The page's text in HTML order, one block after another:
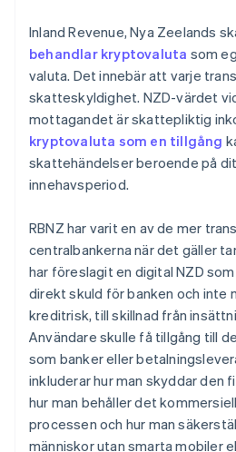
Inland Revenue, Nya Zeelands
behandlar kryptovaluta som
valuta. Det innebär att varje
skatteskyldighet. NZD-värdet
mottagandet är skattepliktig
kryptovaluta som en tillgång
skattehändelser beroende på
innehavsperiod.
RBNZ har varit en av de mer
centralbankerna när det gäller
har föreslagit en digital NZD
direkt skuld för banken och inte
kreditrisk, till skillnad från
Användare skulle få tillgång till
som banker eller
inkluderar hur man skyddar den
hur man behåller det
processen och hur man
människor utan smarta mobiler